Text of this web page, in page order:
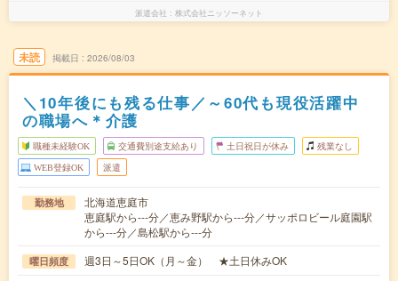
派遣会社 株式会社ニッソーネット
未読 掲載日 2026/08/03
＼10年後にも残る仕事／～60代も現役活躍中
の職場へ＊介護
職種未経験OK 交通費別途支給あり 土日祝日が休み 残業なし
WEB登録OK 派遣
勤務地
北海道恵庭市
恵庭駅から---分／恵み野駅から---分／サッポロビール庭園駅
から---分／島松駅から---分
曜日頻度 週3日～5日OK（月～金） ★土日休みOK